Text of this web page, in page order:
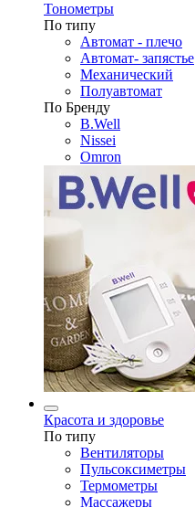
Тонометры
По типу
Автомат - плечо
Автомат- запястье
Механический
Полуавтомат
По Бренду
B.Well
Nissei
Omron
Красота и здоровье
По типу
Вентиляторы
Пульсоксиметры
Термометры
Массажеры